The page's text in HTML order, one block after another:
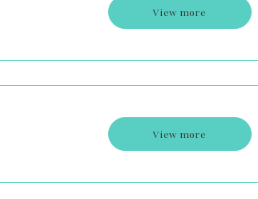
View more
View more